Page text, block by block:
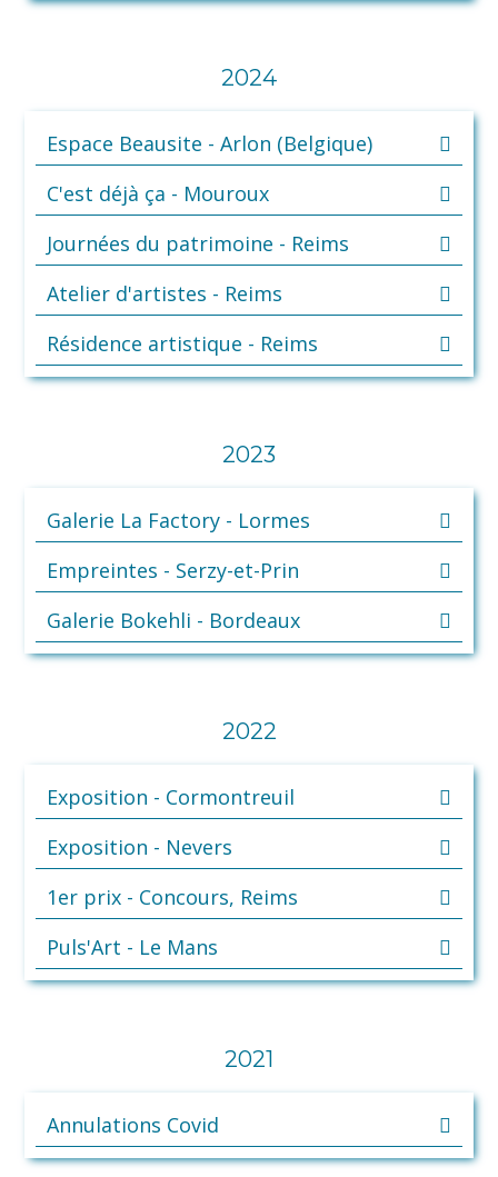
2024
Espace Beausite - Arlon (Belgique)
C'est déjà ça - Mouroux
Journées du patrimoine - Reims
Atelier d'artistes - Reims
Résidence artistique - Reims
2023
Galerie La Factory - Lormes
Empreintes - Serzy-et-Prin
Galerie Bokehli - Bordeaux
2022
Exposition - Cormontreuil
Exposition - Nevers
1er prix - Concours, Reims
Puls'Art - Le Mans
2021
Annulations Covid